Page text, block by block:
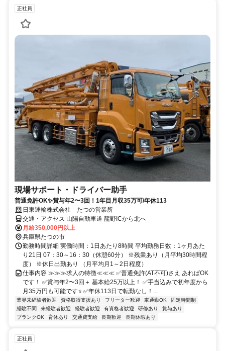
正社員
現場サポート・ドライバー助手
普通免許OK✨賞与年2〜3回！1年目月収35万可/年休113
日東運輸株式会社 たつの営業所
交通・アクセス 山陽自動車道 龍野ICから北へ
月給350,000円以上
兵庫県たつの市
勤務時間詳細 実働時間：1日あたり8時間 平均勤務日数：1ヶ月あた
り21日 07：30～16：30（休憩60分） ※残業あり（月平均30時間程
度） ※休日出勤あり （月平均月1～2日程度）
仕事内容 ≫≫≫求人の特徴≪≪≪ ✅普通免許(AT不可)さえ あればOK
です！ ✅賞与年2〜3回＋ 基本給25万以上！ ✅手当込みで初年度から
月35万円も可能です⭐ ✅年休113日で転勤なし！...
業界未経験者歓迎 資格取得支援あり フリーター歓迎 車通勤OK
固定時間制
経験不問
未経験者歓迎 経験者歓迎 有資格者歓迎 研修あり
賞与あり
ブランクOK
育休あり 交通費支給 長期歓迎 長期休暇あり
正社員